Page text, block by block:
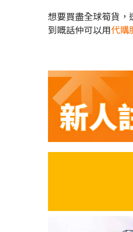
想要買盡全球筍貨，
到嘅話仲可以用代購